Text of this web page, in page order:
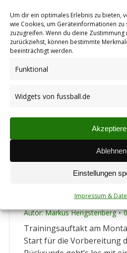
Um dir ein optimales Erlebnis zu bieten,
wie Cookies, um Geräteinformationen
zuzugreifen. Wenn du deine
zurückziehst, können bestimmte
beeinträchtigt werden.
Funktional
Widgets von fussball.de
Ablehnen
Einstellungen
Impressum &
Rockenhausen
Aktive ,Termine
Autor: Markus Hengstenberg
am Sonntag, 27.01.13 Bei
Austragung der
Gegner: – 10:24 Uhr vs. FC
Gundersweiler – 14:12 Uhr
Spielzeit: je 10min. 3
Autor:Markus Hengstenberg
Trainingsauftakt am
Start für die Vorbereitung